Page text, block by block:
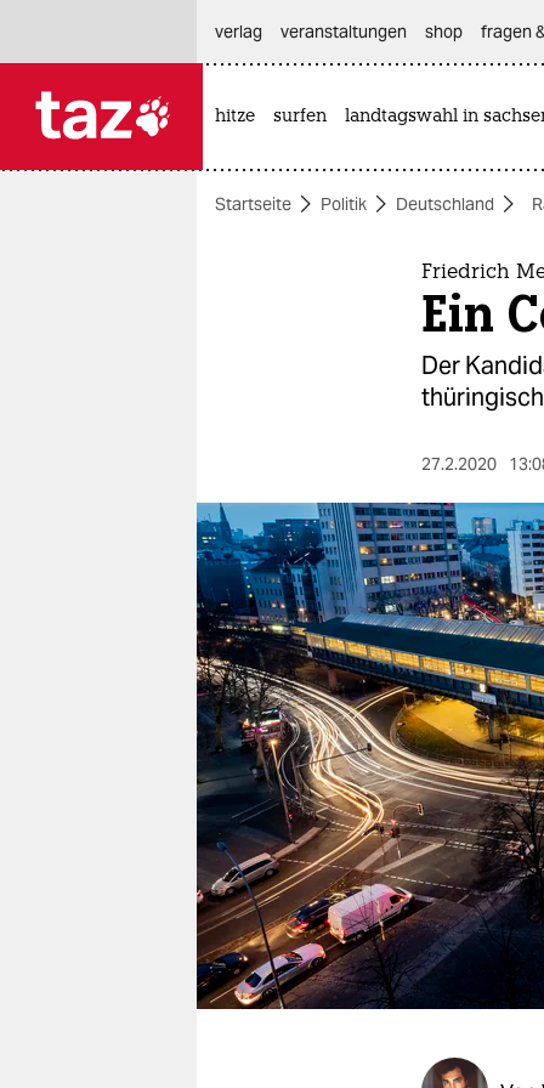
themen
berlin
nord
wahrheit
verlag
verlag
veranstaltungen
shop
fragen & hilfe
unterstützen
abo
verlag
veranstaltungen shop fragen
hitze surfen landtagswahl in
Startseite Politik Deutschland
Friedrich
Ein
Der
27.2.2020